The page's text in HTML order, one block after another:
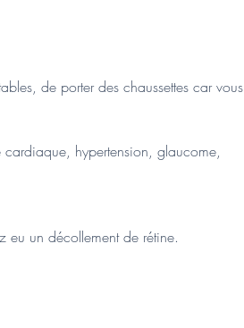
de porter des chaussettes car vous
hypertension, glaucome,
eu un décollement de rétine.